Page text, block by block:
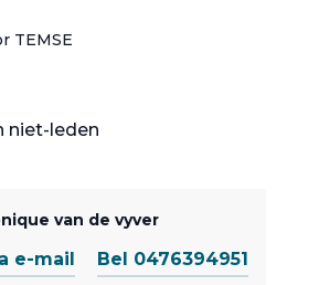
TEMSE
niet-leden
van de vyver
e-mail Bel 0476394951